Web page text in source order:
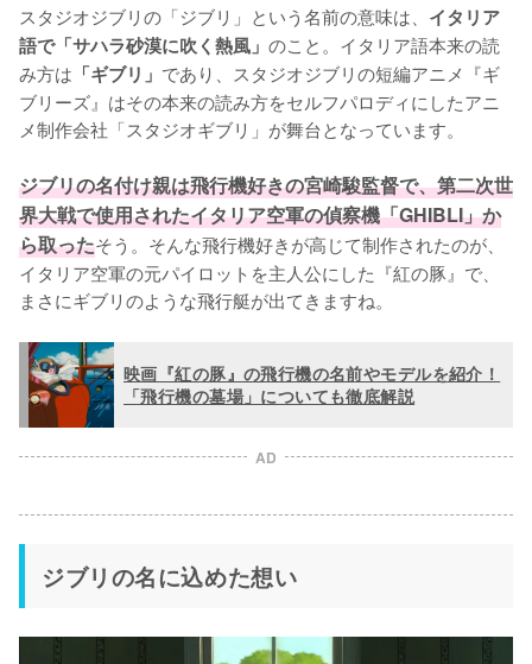
スタジオジブリの「ジブリ」という名前の意味は、 イタリア
語で「サハラ砂漠に吹く熱風」 のこと。イタリア語本来の読
み方は 「ギブリ」 であり、スタジオジブリの短編アニメ『ギ
ブリーズ』はその本来の読み方をセルフパロディにしたアニ
メ制作会社「スタジオギブリ」が舞台となっています。
ジブリの名付け親は飛行機好きの宮崎駿監督で、第二次世
界大戦で使用されたイタリア空軍の偵察機「GHIBLI」か
ら取ったそう。そんな飛行機好きが高じて制作されたのが、
イタリア空軍の元パイロットを主人公にした『紅の豚』で、
まさにギブリのような飛行艇が出てきますね。
映画『紅の豚』の飛行機の名前やモデルを紹介！
「飛行機の墓場」についても徹底解説
AD
ジブリの名に込めた想い